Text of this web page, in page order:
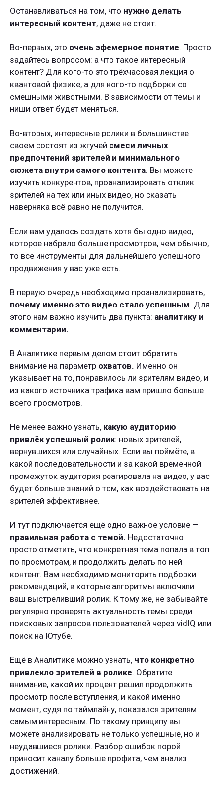
Останавливаться на том, что нужно делать
интересный контент, даже не стоит.
Во-первых, это очень эфемерное понятие. Просто
задайтесь вопросом: а что такое интересный
контент? Для кого-то это трёхчасовая лекция о
квантовой физике, а для кого-то подборки со
смешными животными. В зависимости от темы и
ниши ответ будет меняться.
Во-вторых, интересные ролики в большинстве
своем состоят из жгучей смеси личных
предпочтений зрителей и минимального
сюжета внутри самого контента. Вы можете
изучить конкурентов, проанализировать отклик
зрителей на тех или иных видео, но сказать
наверняка всё равно не получится.
Если вам удалось создать хотя бы одно видео,
которое набрало больше просмотров, чем обычно,
то все инструменты для дальнейшего успешного
продвижения у вас уже есть.
В первую очередь необходимо проанализировать,
почему именно это видео стало успешным. Для
этого нам важно изучить два пункта: аналитику и
комментарии.
В Аналитике первым делом стоит обратить
внимание на параметр охватов. Именно он
указывает на то, понравилось ли зрителям видео, и
из какого источника трафика вам пришло больше
всего просмотров.
Не менее важно узнать, какую аудиторию
привлёк успешный ролик: новых зрителей,
вернувшихся или случайных. Если вы поймёте, в
какой последовательности и за какой временной
промежуток аудитория реагировала на видео, у вас
будет больше знаний о том, как воздействовать на
зрителей эффективнее.
И тут подключается ещё одно важное условие —
правильная работа с темой. Недостаточно
просто отметить, что конкретная тема попала в топ
по просмотрам, и продолжить делать по ней
контент. Вам необходимо мониторить подборки
рекомендаций, в которые алгоритмы включили
ваш выстреливший ролик. К тому же, не забывайте
регулярно проверять актуальность темы среди
поисковых запросов пользователей через vidIQ или
поиск на Ютубе.
Ещё в Аналитике можно узнать, что конкретно
привлекло зрителей в ролике. Обратите
внимание, какой их процент решил продолжить
просмотр после вступления, и какой именно
момент, судя по таймлайну, показался зрителям
самым интересным. По такому принципу вы
можете анализировать не только успешные, но и
неудавшиеся ролики. Разбор ошибок порой
приносит каналу больше профита, чем анализ
достижений.